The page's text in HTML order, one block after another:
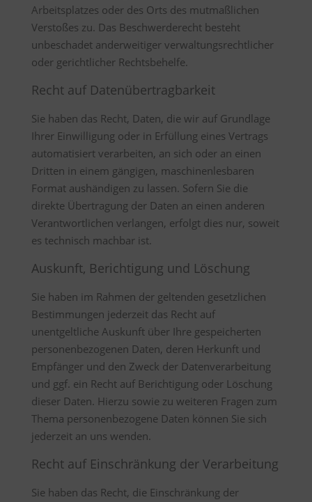
Arbeitsplatzes oder des Orts des mutmaßlichen
Verstoßes zu. Das Beschwerderecht besteht
unbeschadet anderweitiger verwaltungsrechtlicher
oder gerichtlicher Rechtsbehelfe.
Recht auf Datenübertragbarkeit
Sie haben das Recht, Daten, die wir auf Grundlage
Ihrer Einwilligung oder in Erfüllung eines Vertrags
automatisiert verarbeiten, an sich oder an einen
Dritten in einem gängigen, maschinenlesbaren
Format aushändigen zu lassen. Sofern Sie die
direkte Übertragung der Daten an einen anderen
Verantwortlichen verlangen, erfolgt dies nur, soweit
es technisch machbar ist.
Auskunft, Berichtigung und Löschung
Sie haben im Rahmen der geltenden gesetzlichen
Bestimmungen jederzeit das Recht auf
unentgeltliche Auskunft über Ihre gespeicherten
personenbezogenen Daten, deren Herkunft und
Empfänger und den Zweck der Datenverarbeitung
und ggf. ein Recht auf Berichtigung oder Löschung
dieser Daten. Hierzu sowie zu weiteren Fragen zum
Thema personenbezogene Daten können Sie sich
jederzeit an uns wenden.
Recht auf Einschränkung der Verarbeitung
Sie haben das Recht, die Einschränkung der